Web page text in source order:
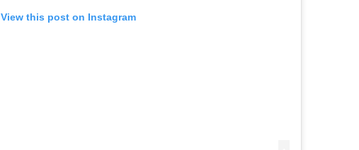
View this post on Instagram